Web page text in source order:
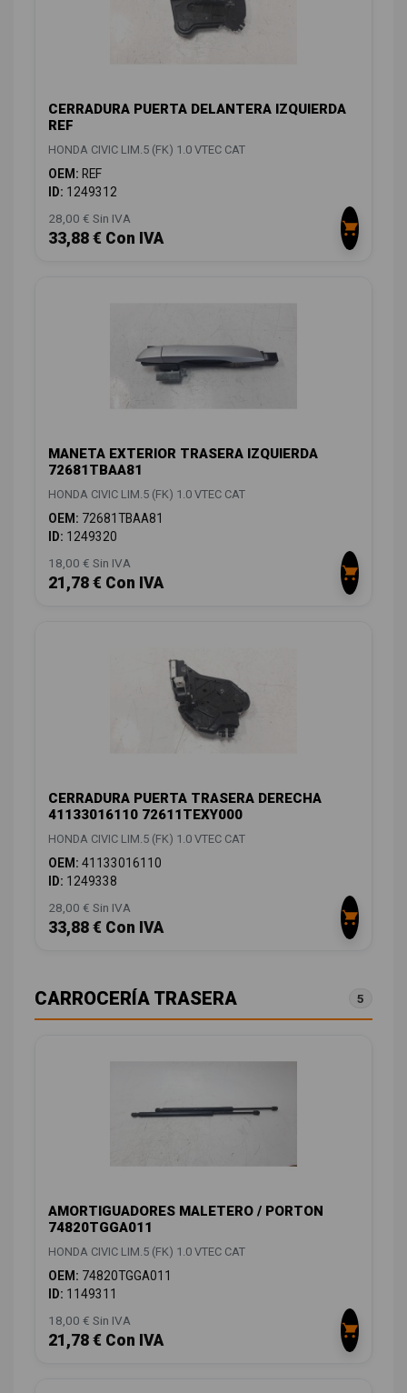
CERRADURA PUERTA DELANTERA IZQUIERDA
REF
HONDA CIVIC LIM.5 (FK) 1.0 VTEC CAT
OEM: REF
ID: 1249312
28,00 € Sin IVA
33,88 € Con IVA
MANETA EXTERIOR TRASERA IZQUIERDA
72681TBAA81
HONDA CIVIC LIM.5 (FK) 1.0 VTEC CAT
OEM: 72681TBAA81
ID: 1249320
18,00 € Sin IVA
21,78 € Con IVA
CERRADURA PUERTA TRASERA DERECHA
41133016110 72611TEXY000
HONDA CIVIC LIM.5 (FK) 1.0 VTEC CAT
OEM: 41133016110
ID: 1249338
28,00 € Sin IVA
33,88 € Con IVA
CARROCERÍA TRASERA 5
AMORTIGUADORES MALETERO / PORTON
74820TGGA011
HONDA CIVIC LIM.5 (FK) 1.0 VTEC CAT
OEM: 74820TGGA011
ID: 1149311
18,00 € Sin IVA
21,78 € Con IVA